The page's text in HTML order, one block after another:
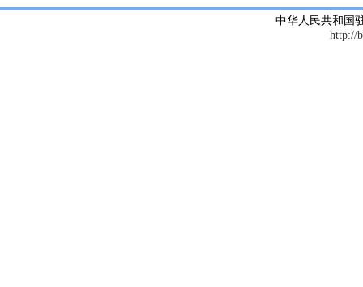
中华人民共和国
http://